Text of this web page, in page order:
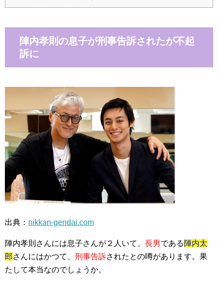
陣内孝則の息子が刑事告訴されたが不起
訴に
出典： nikkan-gendai.com
陣内孝則さんには息子さんが２人いて、 長男である 陣内太
郎さんにはかつて、 刑事告訴されたとの噂があります。果
たして本当なのでしょうか。